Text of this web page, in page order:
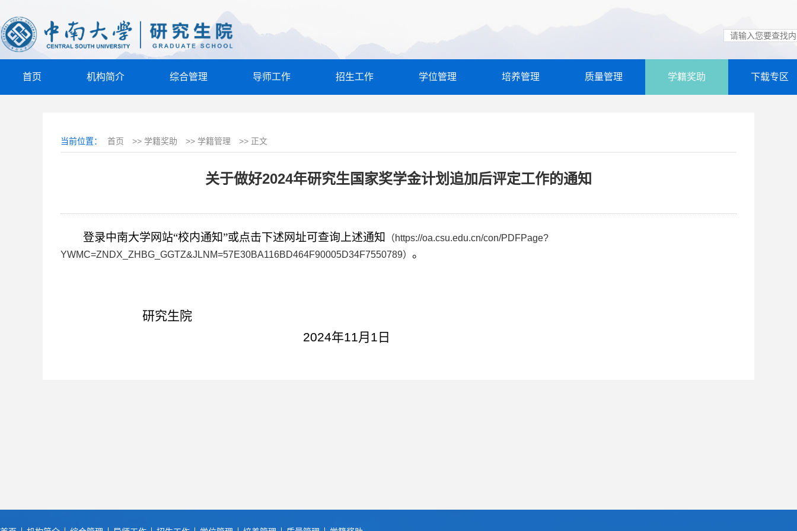
首页 机构简介 综合管理 导师工作 招生工作 学位管理 培养管理 质量管理 学籍奖助 下载专区
当前位置： 首页 >> 学籍奖助 >> 学籍管理 >> 正文
关于做好2024年研究生国家奖学金计划追加后评定工作的通知
登录中南大学网站“校内通知”或点击下述网址可查询上述通知 （https://oa.csu.edu.cn/con/PDFPage?
YWMC=ZNDX_ZHBG_GGTZ&JLNM=57E30BA116BD464F90005D34F7550789） 。
研究生院
2024年11月 1 日